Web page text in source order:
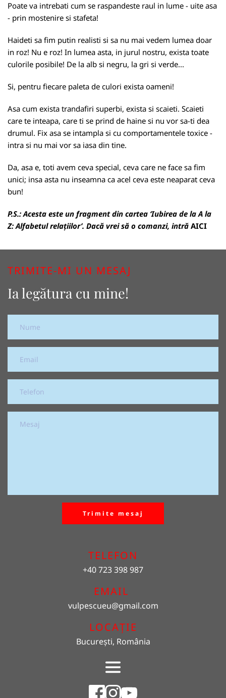
Poate va intrebati cum se raspandeste raul in lume - uite asa
- prin mostenire si stafeta!
Haideti sa fim putin realisti si sa nu mai vedem lumea doar
in roz! Nu e roz! In lumea asta, in jurul nostru, exista toate
culorile posibile! De la alb si negru, la gri si verde...
Si, pentru fiecare paleta de culori exista oameni!
Asa cum exista trandafiri superbi, exista si scaieti. Scaieti
care te inteapa, care ti se prind de haine si nu vor sa-ti dea
drumul. Fix asa se intampla si cu comportamentele toxice -
intra si nu mai vor sa iasa din tine.
Da, asa e, toti avem ceva special, ceva care ne face sa fim
unici; insa asta nu inseamna ca acel ceva este neaparat ceva
bun!
P.S.: Acesta este un fragment din cartea ‘Iubirea de la A la
Z: Alfabetul relațiilor’. Dacă vrei să o comanzi, intră AICI
TRIMITE-MI UN MESAJ
Ia legătura cu mine!
Trimite mesaj
TELEFON
+40 723 398 987
EMAIL
vulpescueu@gmail.com
LOCAȚIE
București, România